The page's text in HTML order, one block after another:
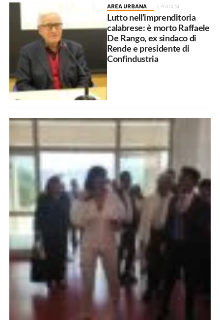
AREA URBANA 4 ore fa
Lutto nell’imprenditoria
calabrese: è morto Raffaele
De Rango, ex sindaco di
Rende e presidente di
Confindustria